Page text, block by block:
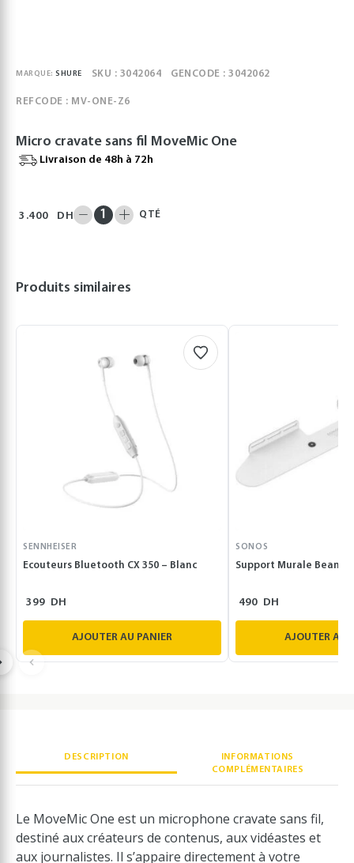
MARQUE: SHURE SKU : 3042064 GENCODE : 3042062
REFCODE : MV-ONE-Z6
Micro cravate sans fil MoveMic One
Livraison de 48h à 72h
3.400 DH QTÉ
Produits similaires
SENNHEISER
Ecouteurs Bluetooth CX 350 – Blanc
399 DH
AJOUTER AU PANIER
SONOS
Support Murale Beam
490 DH
AJOUTER AU
DESCRIPTION
INFORMATIONS
COMPLÉMENTAIRES
Le MoveMic One est un microphone cravate sans fil,
destiné aux créateurs de contenus, aux vidéastes et
aux journalistes. Il s’appaire directement à votre